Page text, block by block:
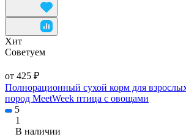
Хит
Советуем
от 425 ₽
Полнорационный сухой корм для
пород MeetWeek птица с овощами
5
1
В наличии